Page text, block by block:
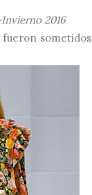
2016
fueron sometidos